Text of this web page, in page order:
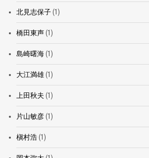
北見志保子(1)
橋田東声(1)
島崎曙海(1)
大江満雄(1)
上田秋夫 (1)
片山敏彦(1)
槇村浩(1)